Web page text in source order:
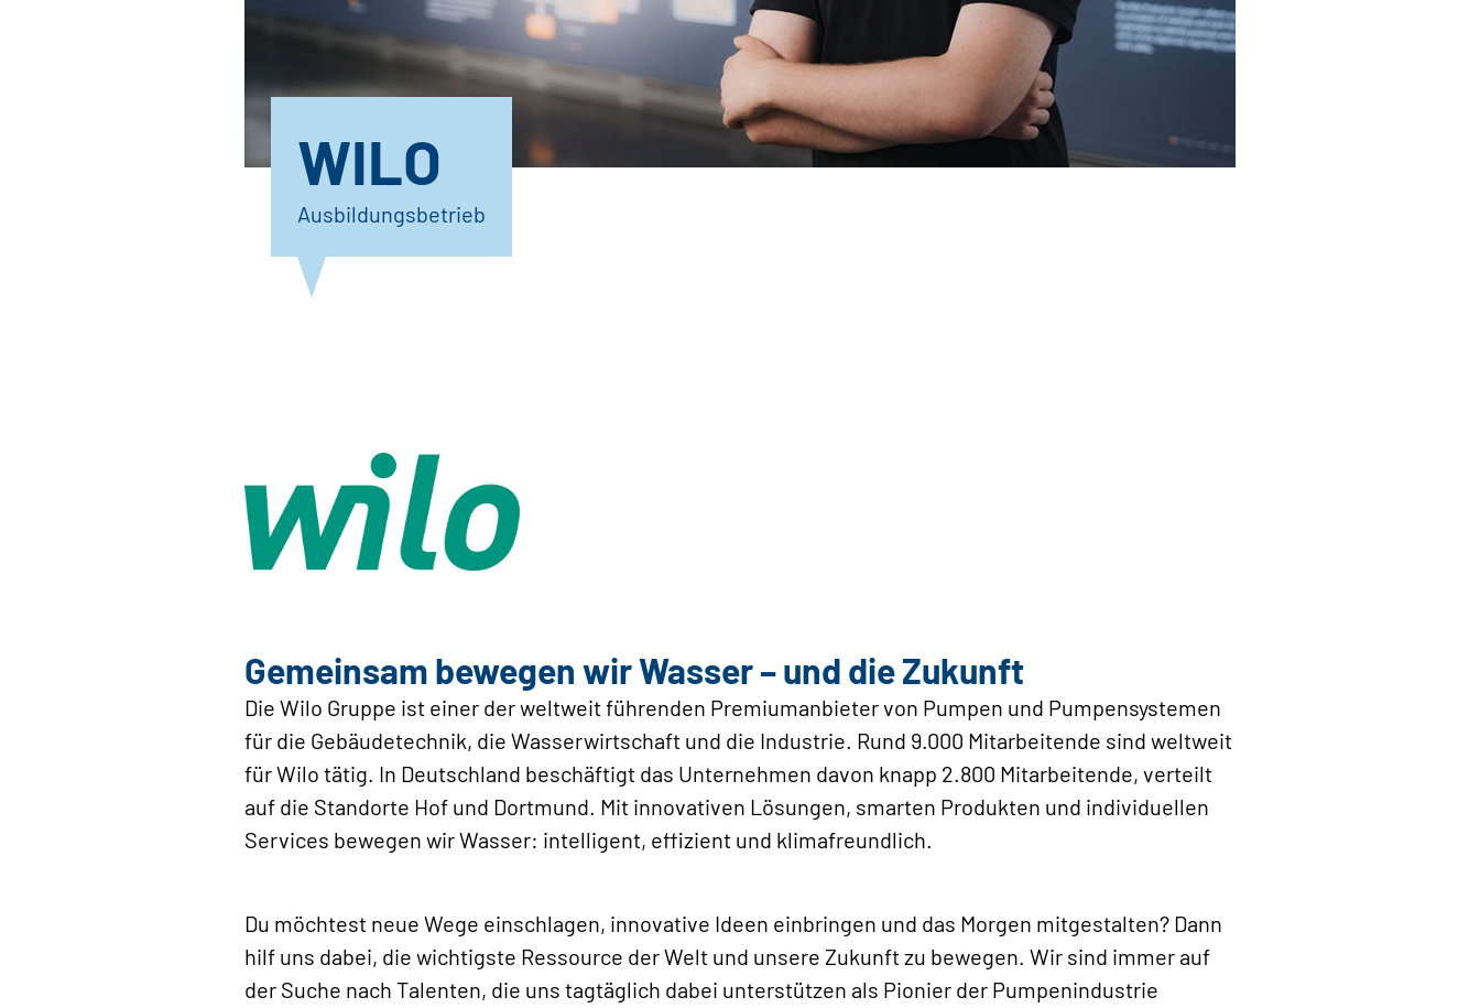
WILO
Ausbildungsbetrieb
Gemeinsam bewegen wir Wasser – und die ­Zukunft
Die Wilo Gruppe ist einer der weltweit führenden Premiumanbieter von Pumpen und Pumpensystemen
für die Gebäudetechnik, die Wasserwirtschaft und die Industrie. Rund 9.000 Mitarbeitende sind weltweit
für Wilo tätig. In Deutschland beschäftigt das Unternehmen davon knapp 2.800 Mitarbeitende, verteilt
auf die Standorte Hof und Dortmund. Mit innovativen Lösungen, smarten Produkten und individuellen
Services bewegen wir Wasser: intelligent, effizient und klimafreundlich.
Du möchtest neue Wege einschlagen, innovative Ideen einbringen und das Morgen mitgestalten? Dann
hilf uns dabei, die wichtigste Ressource der Welt und unsere Zukunft zu bewegen. Wir sind immer auf
der Suche nach Talenten, die uns tagtäglich dabei unterstützen als Pionier der Pumpenindustrie